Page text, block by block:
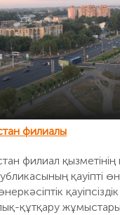
филиалы
филиал қызметінің
қауіпті
құтқару